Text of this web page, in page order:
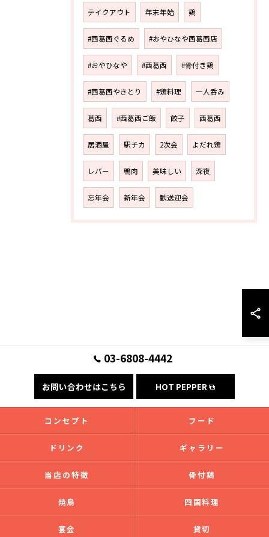
テイクアウト 年末年始 鶏
#西葛西ぐるめ #おやひなや西葛西店
#おやひなや #西葛西 #骨付き鶏
#西葛西やきとり #鶏料理 一人呑み
葛西 #西葛西ご飯 餃子 西葛西
居酒屋 駅チカ 2次会 よだれ鶏
レバー 鴨肉 美味しい 深夜
忘年会 新年会 歓送迎会
03-6808-4442
お問い合わせはこちら HOT PEPPER
コンセプト フード
ドリンク ギャラリー
当店の特徴 骨付鶏
焼鳥 四国料理
宴会 貸切